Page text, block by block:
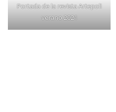
Portada de la revista Artepoli
verano 2021